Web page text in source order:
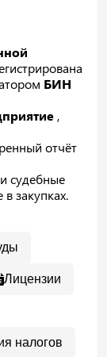
БИН
,
отчёт
судебные
закупках.
Лицензии
налогов